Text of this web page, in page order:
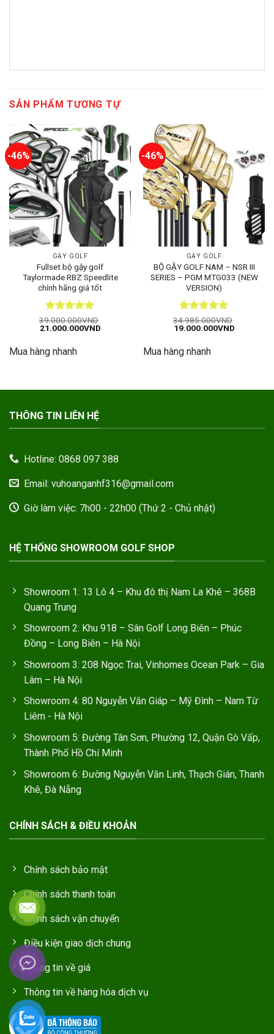
SẢN PHẨM TƯƠNG TỰ
-46%
GẬY GOLF
Fullset bộ gậy golf
Taylormade RBZ Speedlite
chính hãng giá tốt
Được xếp
hạng55
39.000.000VND
Giá
39.000.000VND.
21.000.000VNDGiá
Mua hàng nhanh
-46%
GẬY GOLF
BỘ GẬY GOLF NAM – NSR III
SERIES – PGM MTG033 (NEW
VERSION)
Được xếp
hạng55
34.985.000VND
Giá
34.985.000VND.
19.000.000VNDGiá
Mua hàng nhanh
THÔNG TIN LIÊN HỆ
Hotline: 0868 097 388
Email: vuhoanganhf316@gmail.com
Giờ làm việc: 7h00 - 22h00 (Thứ 2 - Chủ nhật)
HỆ THỐNG SHOWROOM GOLF SHOP
Showroom 1: 13 Lô 4 – Khu đô thị Nam La Khê – 368B
Quang Trung
Showroom 2: Khu 918 – Sân Golf Long Biên – Phúc
Đồng – Long Biên – Hà Nội
Showroom 3: 208 Ngọc Trai, Vinhomes Ocean Park – Gia
Lâm – Hà Nội
Showroom 4: 80 Nguyễn Văn Giáp – Mỹ Đình – Nam Từ
Liêm - Hà Nội
Showroom 5: Đường Tân Sơn, Phường 12, Quận Gò Vấp,
Thành Phố Hồ Chí Minh
Showroom 6: Đường Nguyễn Văn Linh, Thạch Gián, Thanh
Khê, Đà Nẵng
CHÍNH SÁCH & ĐIỀU KHOẢN
Chính sách bảo mật
Chính sách thanh toán
Chính sách vận chuyển
Điều kiện giao dịch chung
Thông tin về giá
Thông tin về hàng hóa dịch vụ